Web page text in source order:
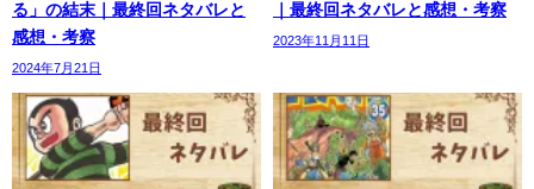
る」の結末｜最終回ネタバレと
感想・考察
2024年7月21日
｜最終回ネタバレと感想・考察
2023年11月11日